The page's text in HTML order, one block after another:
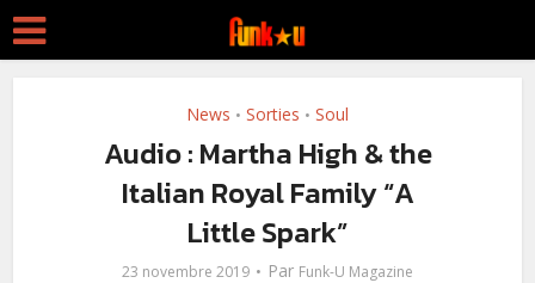
News • Sorties • Soul
Audio : Martha High & the
Italian Royal Family “A
Little Spark”
23 novembre 2019 Par Funk-U Magazine